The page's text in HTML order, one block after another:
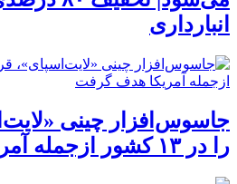
انبارداری
جاسوس‌افزار چینی
را در ۱۳ کشور ازجمله آمریکا هدف گرفت